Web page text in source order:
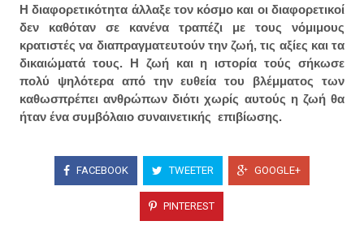
Η διαφορετικότητα άλλαξε τον κόσμο και οι διαφορετικοί
δεν καθόταν σε κανένα τραπέζι με τους νόμιμους
κρατιστές να διαπραγματευτούν την ζωή, τις αξίες και τα
δικαιώματά τους. Η ζωή και η ιστορία τούς σήκωσε
πολύ ψηλότερα από την ευθεία του βλέμματος των
καθωσπρέπει ανθρώπων διότι χωρίς αυτούς η ζωή θα
ήταν ένα συμβόλαιο συναινετικής επιβίωσης.
FACEBOOK TWEETER GOOGLE+
PINTEREST